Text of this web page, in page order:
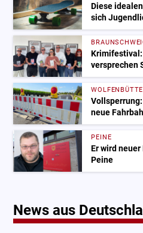
Diese
sich
versprechen
neue
PEINE
Er wird
Peine
News aus